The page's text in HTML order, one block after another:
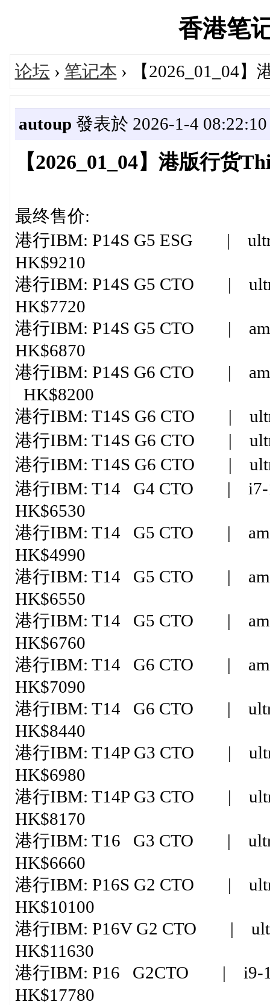
香港笔
论坛 › 笔记本 › 【2026_01_04
autoup 發表於 2026-1-4 08:22:10
【2026_01_04】港版行货
最终售价:
港行IBM: P14S G5 ESG |
HK$9210
港行IBM: P14S G5 CTO |
HK$7720
港行IBM: P14S G5 CTO |
HK$6870
港行IBM: P14S G6 CTO |
HK$8200
港行IBM: T14S G6 CTO |
港行IBM: T14S G6 CTO |
港行IBM: T14S G6 CTO |
港行IBM: T14 G4 CTO | i7-
HK$6530
港行IBM: T14 G5 CTO |
HK$4990
港行IBM: T14 G5 CTO |
HK$6550
港行IBM: T14 G5 CTO |
HK$6760
港行IBM: T14 G6 CTO |
HK$7090
港行IBM: T14 G6 CTO |
HK$8440
港行IBM: T14P G3 CTO |
HK$6980
港行IBM: T14P G3 CTO |
HK$8170
港行IBM: T16 G3 CTO |
HK$6660
港行IBM: P16S G2 CTO |
HK$10100
港行IBM: P16V G2 CTO |
HK$11630
港行IBM: P16 G2CTO | i9-
HK$17780